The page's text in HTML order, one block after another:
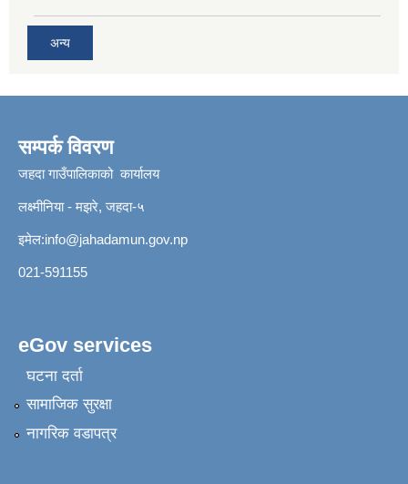
अन्य
सम्पर्क विवरण
जहदा गाउँपालिकाको कार्यालय
लक्ष्मीनिया - मझरे, जहदा-५
इमेल:info@jahadamun.gov.np
021-591155
eGov services
घटना दर्ता
सामाजिक सुरक्षा
नागरिक वडापत्र